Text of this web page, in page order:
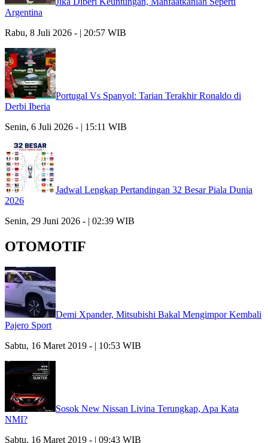
Argentina
Rabu, 8 Juli 2026 - | 20:57 WIB
Portugal Vs Spanyol: Tarian Terakhir Ronaldo di
Derbi Iberia
Senin, 6 Juli 2026 - | 15:11 WIB
Jadwal Lengkap Pertandingan 32 Besar Piala Dunia
2026
Senin, 29 Juni 2026 - | 02:39 WIB
OTOMOTIF
Demi Xpander, Mitsubishi Bakal Mengimpor Kembali
Pajero Sport
Sabtu, 16 Maret 2019 - | 10:53 WIB
Sosok New Nissan Livina Terungkap, Apa Kata
NMI?
Sabtu, 16 Maret 2019 - | 09:43 WIB